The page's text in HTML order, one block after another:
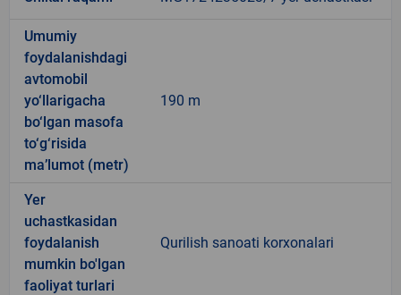
Umumiy
foydalanishdagi
avtomobil
yo‘llarigacha
bo‘lgan masofa
to‘g‘risida
ma’lumot (metr)
190 m
Yer
uchastkasidan
foydalanish
mumkin bo'lgan
faoliyat turlari
Qurilish sanoati korxonalari